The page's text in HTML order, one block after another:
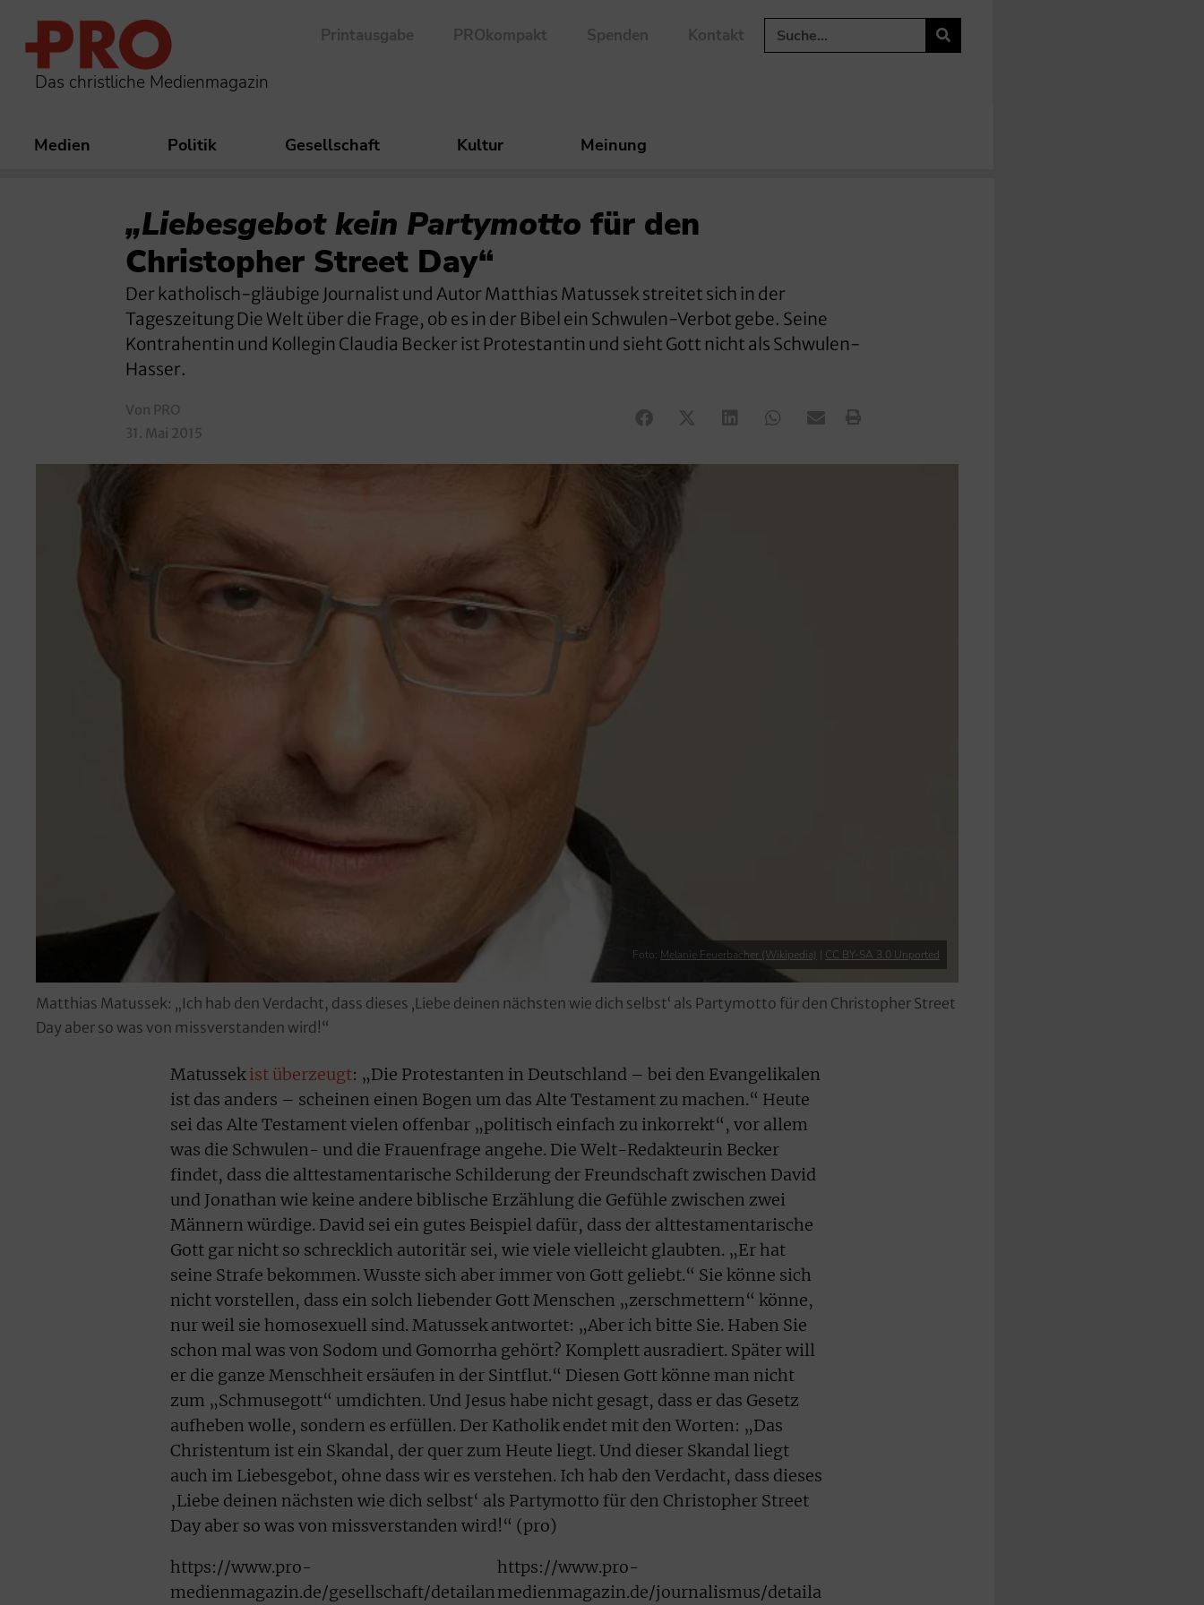
Das christliche Medienmagazin
Printausgabe PROkompakt Spenden Kontakt
Medien Politik Gesellschaft Kultur Meinung
„Liebesgebot kein Partymotto für den
Christopher Street Day“
Der katholisch-gläubige Journalist und Autor Matthias Matussek streitet sich in der
Tageszeitung Die Welt über die Frage, ob es in der Bibel ein Schwulen-Verbot gebe. Seine
Kontrahentin und Kollegin Claudia Becker ist Protestantin und sieht Gott nicht als Schwulen-
Hasser.
Von PRO
31. Mai 2015
Foto: Melanie Feuerbacher (Wikipedia) | CC BY-SA 3.0 Unported
Matthias Matussek: „Ich hab den Verdacht, dass dieses ‚Liebe deinen nächsten wie dich selbst‘ als Partymotto für den Christopher Street
Day aber so was von missverstanden wird!“
Matussekist überzeugt: „Die Protestanten in Deutschland – bei den Evangelikalen
ist das anders – scheinen einen Bogen um das Alte Testament zu machen.“ Heute
sei das Alte Testament vielen offenbar „politisch einfach zu inkorrekt“, vor allem
was die Schwulen- und die Frauenfrage angehe. Die Welt-Redakteurin Becker
findet, dass die alttestamentarische Schilderung der Freundschaft zwischen David
und Jonathan wie keine andere biblische Erzählung die Gefühle zwischen zwei
Männern würdige. David sei ein gutes Beispiel dafür, dass der alttestamentarische
Gott gar nicht so schrecklich autoritär sei, wie viele vielleicht glaubten. „Er hat
seine Strafe bekommen. Wusste sich aber immer von Gott geliebt.“ Sie könne sich
nicht vorstellen, dass ein solch liebender Gott Menschen „zerschmettern“ könne,
nur weil sie homosexuell sind. Matussek antwortet: „Aber ich bitte Sie. Haben Sie
schon mal was von Sodom und Gomorrha gehört? Komplett ausradiert. Später will
er die ganze Menschheit ersäufen in der Sintflut.“ Diesen Gott könne man nicht
zum „Schmusegott“ umdichten. Und Jesus habe nicht gesagt, dass er das Gesetz
aufheben wolle, sondern es erfüllen. Der Katholik endet mit den Worten: „Das
Christentum ist ein Skandal, der quer zum Heute liegt. Und dieser Skandal liegt
auch im Liebesgebot, ohne dass wir es verstehen. Ich hab den Verdacht, dass dieses
‚Liebe deinen nächsten wie dich selbst‘ als Partymotto für den Christopher Street
Day aber so was von missverstanden wird!“ (pro)
https://www.pro-
medienmagazin.de/gesellschaft/detailan
https://www.pro-
medienmagazin.de/journalismus/detaila